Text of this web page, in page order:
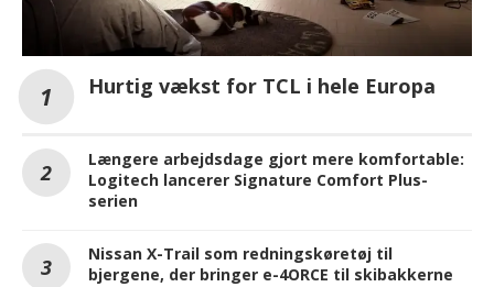
Hurtig vækst for TCL i hele Europa
Længere arbejdsdage gjort mere komfortable:
Logitech lancerer Signature Comfort Plus-
serien
Nissan X-Trail som redningskøretøj til
bjergene, der bringer e-4ORCE til skibakkerne